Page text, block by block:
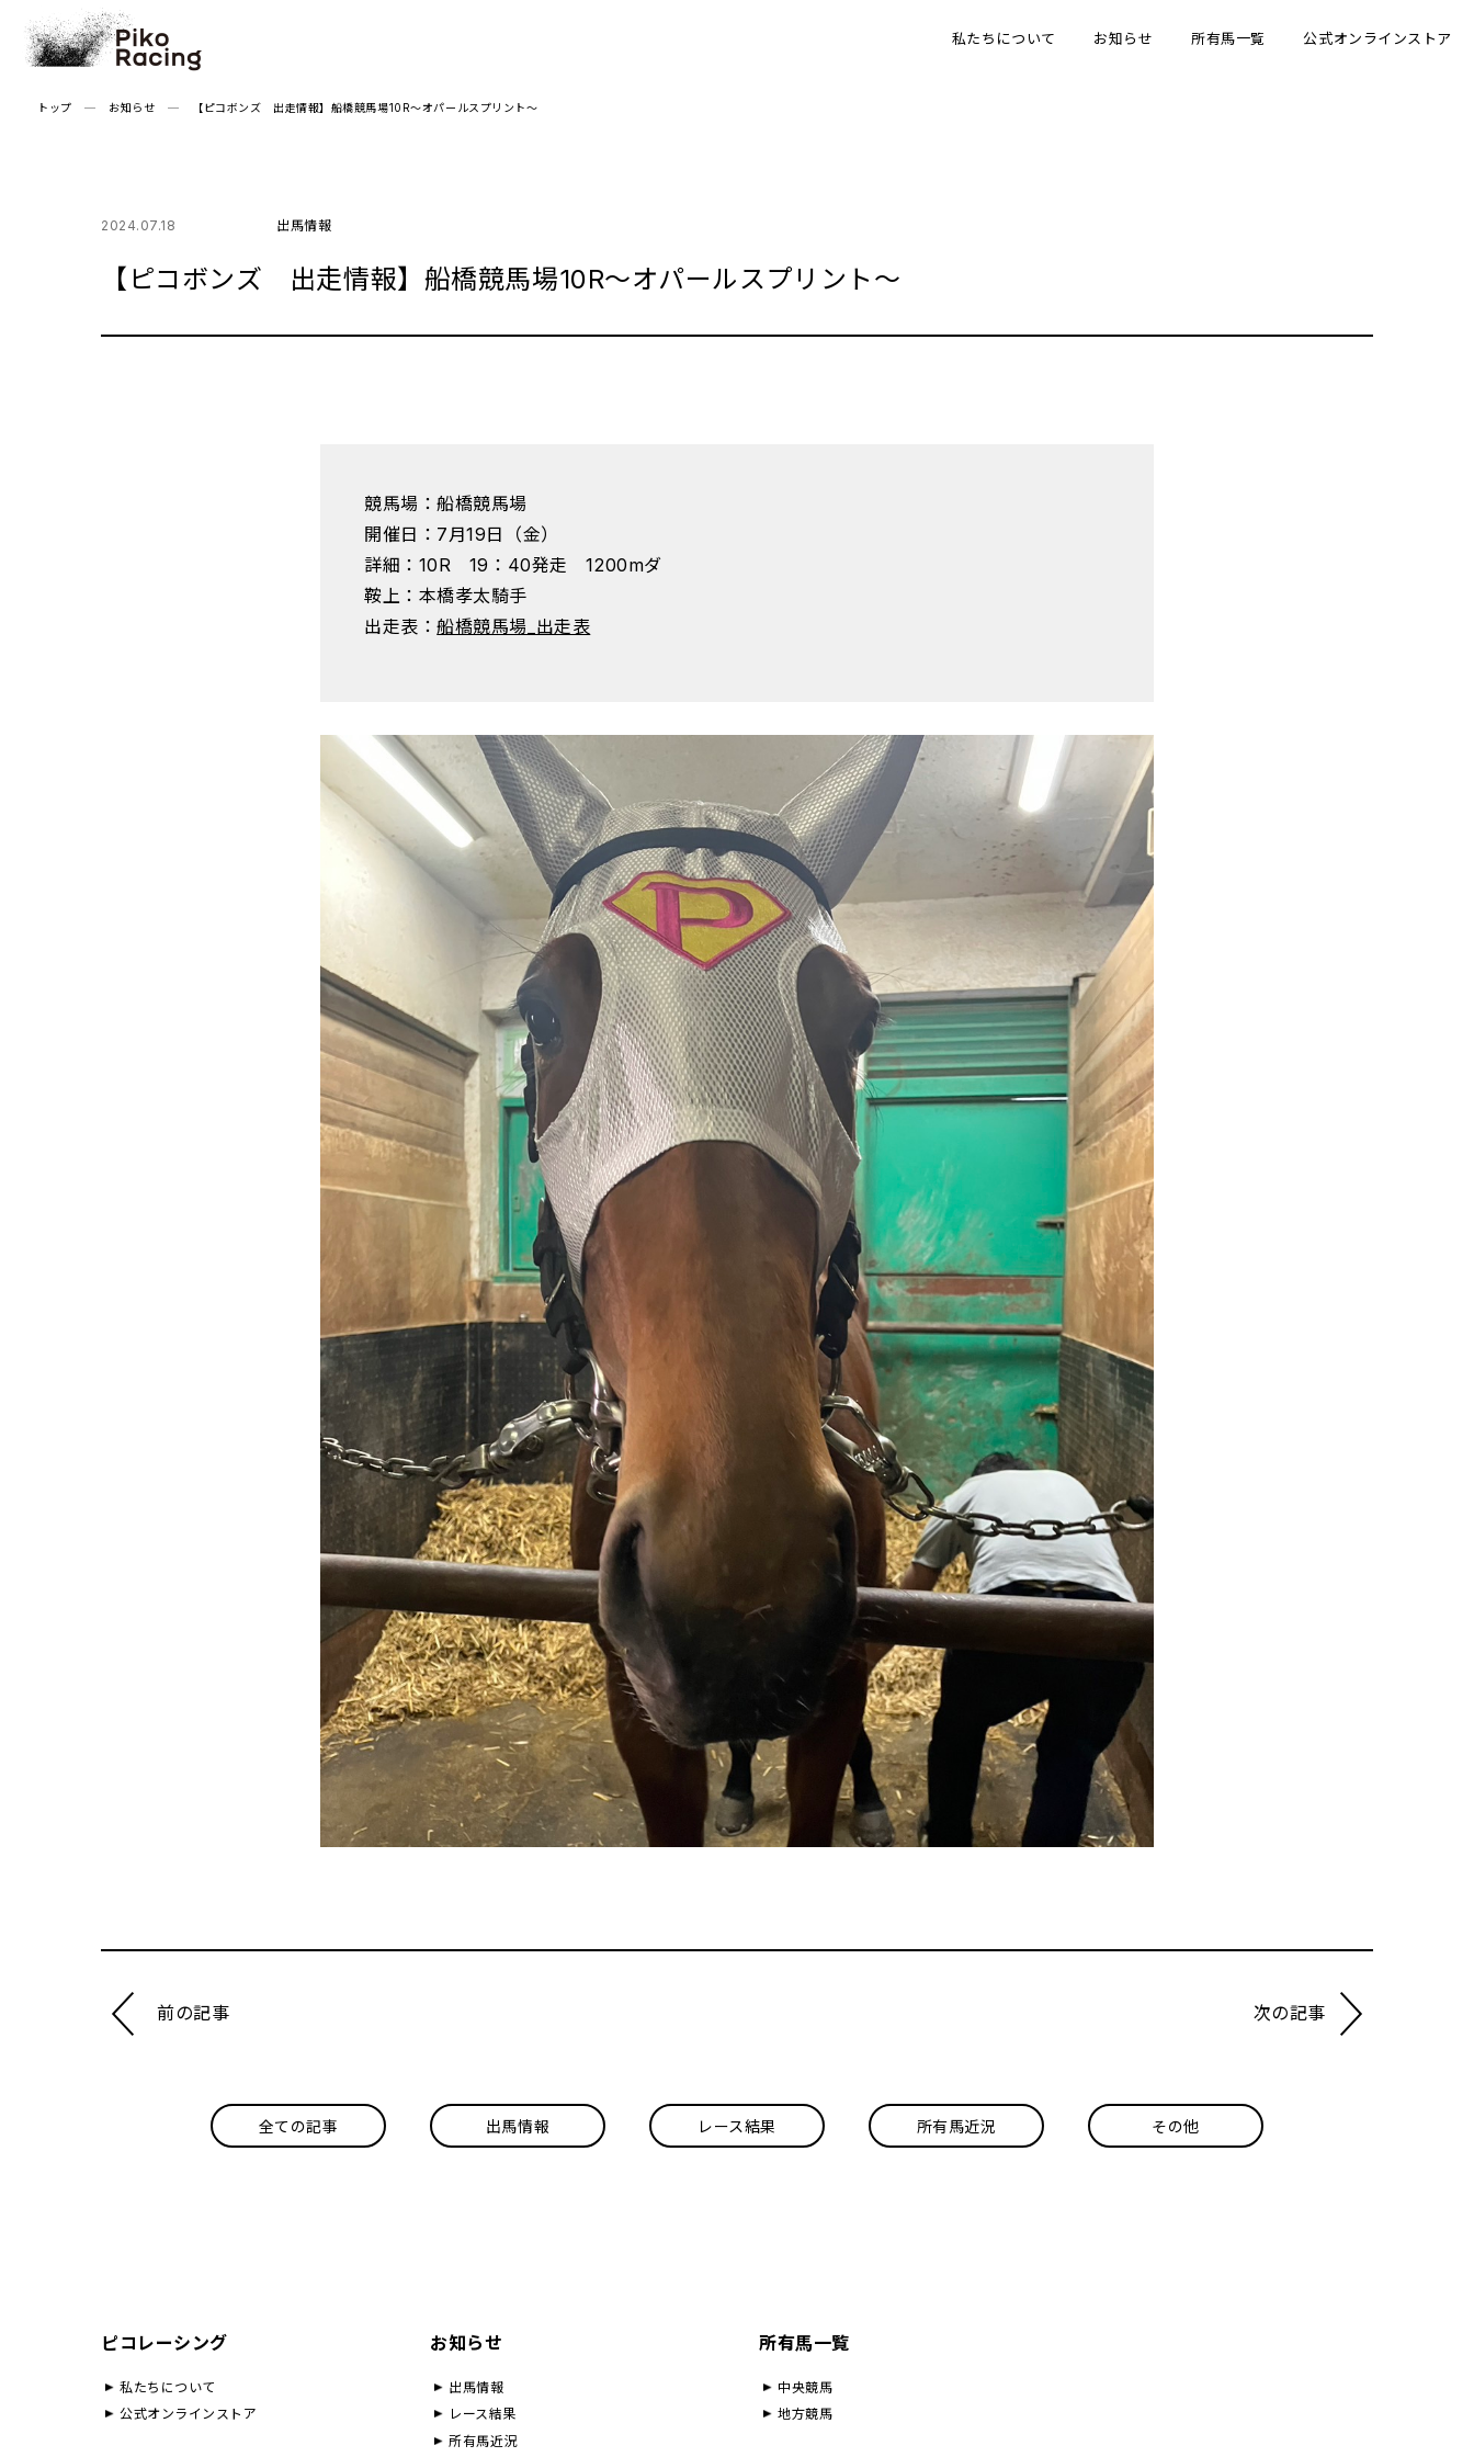
私たちについて お知らせ 所有馬一覧 公式オンラインストア
トップ お知らせ 【ピコボンズ 出走情報】船橋競馬場10R～オパールスプリント～
2024.07.18 出馬情報
【ピコボンズ 出走情報】船橋競馬場10R～オパールスプリント～
競馬場：船橋競馬場
開催日：7月19日（金）
詳細：10R 19：40発走 1200mダ
鞍上：本橋孝太騎手
出走表：船橋競馬場_出走表
前の記事 次の記事
全ての記事 出馬情報 レース結果 所有馬近況 その他
ピコレーシング
私たちについて
公式オンラインストア
お知らせ
出馬情報
レース結果
所有馬近況
所有馬一覧
中央競馬
地方競馬